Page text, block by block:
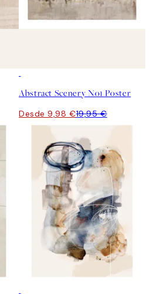
Abstract Scenery No1 Poster
Desde 9,98 €19,95 €